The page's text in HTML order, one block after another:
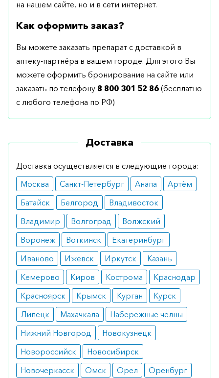
на нашем сайте, но и в сети интернет.
Как оформить заказ?
Вы можете заказать препарат с доставкой в
аптеку-партнёра в вашем городе. Для этого Вы
можете оформить бронирование на сайте или
заказать по телефону 8 800 301 52 86 (бесплатно
с любого телефона по РФ)
Доставка
Доставка осуществляется в следующие города:
Москва
Санкт-Петербург Анапа
Артём
Батайск
Белгород
Владивосток
Владимир
Волгоград
Волжский
Воронеж
Воткинск
Екатеринбург
Иваново
Ижевск Иркутск
Казань
Кемерово
Киров Кострома
Краснодар
Красноярск
Крымск Курган
Курск
Липецк
Махачкала
Набережные челны
Нижний Новгород
Новокузнецк
Новороссийск
Новосибирск
Новочеркасск
Омск Орел
Оренбург